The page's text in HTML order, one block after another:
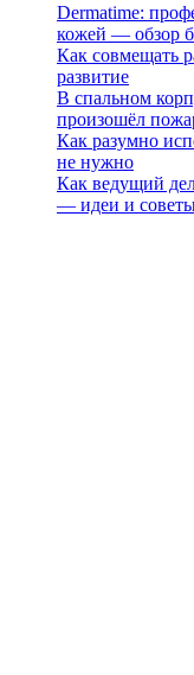
Dermatime:
кожей — обзор
Как совмещать
развитие
В спальном
произошёл
Как разумно
не нужно
Как ведущий
— идеи и